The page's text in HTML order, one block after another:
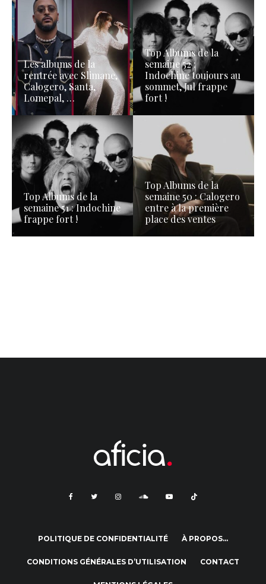
Les albums de la
rentrée avec Slimane,
Calogero, Santa,
Lomepal, …
Top Albums de la
semaine 52 :
Indochine toujours au
sommet, Jul frappe
fort !
Top Albums de la
semaine 51 : Indochine
frappe fort !
Top Albums de la
semaine 50 : Calogero
entre à la première
place des ventes
POLITIQUE DE CONFIDENTIALITÉ À PROPOS…
CONDITIONS GÉNÉRALES D’UTILISATION CONTACT